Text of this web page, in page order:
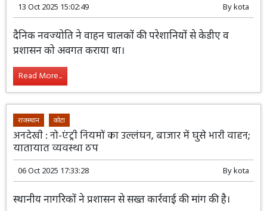
13 Oct 2025 15:02:49 Bykota
दैनिक नवज्योति ने वाहन चालकों की परेशानियों से केडीए व
प्रशासन को अवगत कराया था।
Read More...
राजस्थान कोटा
अनदेखी : नो-एंट्री नियमों का उल्लंघन, बाजार में घुसे भारी वाहन;
यातायात व्यवस्था ठप
06 Oct 2025 17:33:28 Bykota
स्थानीय नागरिकों ने प्रशासन से सख्त कार्रवाई की मांग की है।